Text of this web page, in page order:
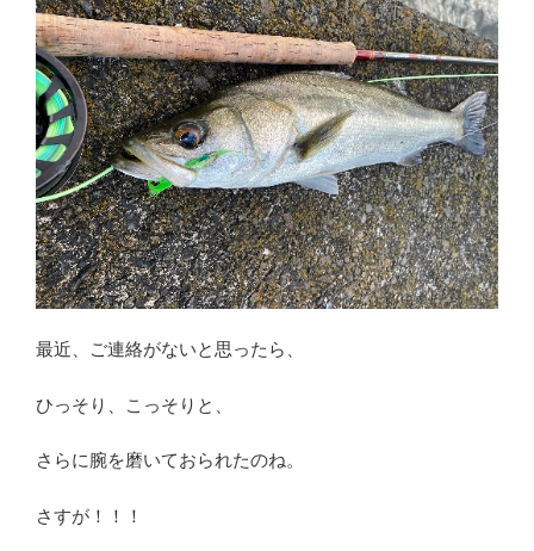
最近、ご連絡がないと思ったら、
ひっそり、こっそりと、
さらに腕を磨いておられたのね。
さすが！！！